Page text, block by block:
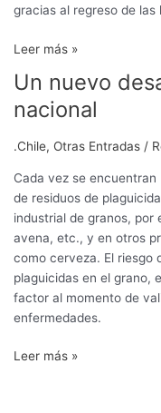
gracias al regreso de las
Leer más »
Un nuevo
nacional
.Chile, Otras Entradas /
Cada vez se
de residuos de
industrial de granos, por
avena, etc., y en otros
como cerveza. El riesgo
plaguicidas en el grano,
factor al momento de
enfermedades.
Un
desafío
para
agroindustria
nacional
Leer más »